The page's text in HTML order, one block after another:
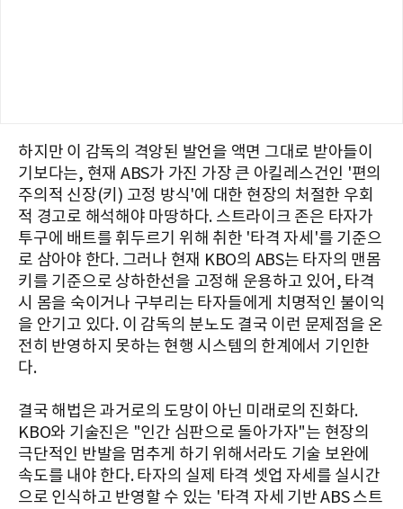
하지만 이 감독의 격앙된 발언을 액면 그대로 받아들이
기보다는, 현재 ABS가 가진 가장 큰 아킬레스건인 '편의
주의적 신장(키) 고정 방식'에 대한 현장의 처절한 우회
적 경고로 해석해야 마땅하다. 스트라이크 존은 타자가
투구에 배트를 휘두르기 위해 취한 '타격 자세'를 기준으
로 삼아야 한다. 그러나 현재 KBO의 ABS는 타자의 맨몸
키를 기준으로 상하한선을 고정해 운용하고 있어, 타격
시 몸을 숙이거나 구부리는 타자들에게 치명적인 불이익
을 안기고 있다. 이 감독의 분노도 결국 이런 문제점을 온
전히 반영하지 못하는 현행 시스템의 한계에서 기인한
다.
결국 해법은 과거로의 도망이 아닌 미래로의 진화다.
KBO와 기술진은 "인간 심판으로 돌아가자"는 현장의
극단적인 반발을 멈추게 하기 위해서라도 기술 보완에
속도를 내야 한다. 타자의 실제 타격 셋업 자세를 실시간
으로 인식하고 반영할 수 있는 '타격 자세 기반 ABS 스트